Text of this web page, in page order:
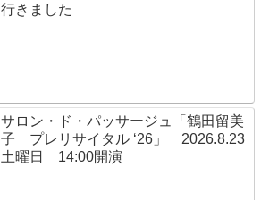
行きました
サロン・ド・パッサージュ「鶴田留美
子 プレリサイタル ‘26」 2026.8.23
土曜日 14:00開演